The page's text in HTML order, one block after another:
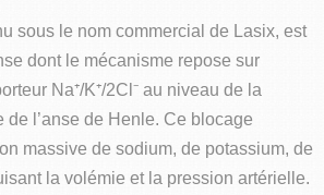
sous le nom commercial de Lasix, est
dont le mécanisme repose sur
Na⁺/K⁺/2Cl⁻ au niveau de la
de l’anse de Henle. Ce blocage
massive de sodium, de potassium, de
la volémie et la pression artérielle.